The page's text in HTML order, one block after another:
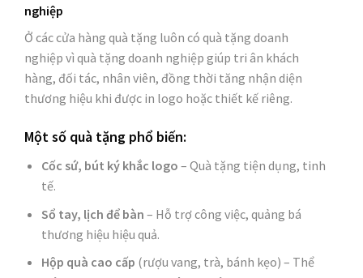
nghiệp
Ở các cửa hàng quà tặng luôn có quà tặng doanh
nghiệp vì quà tặng doanh nghiệp giúp tri ân khách
hàng, đối tác, nhân viên, đồng thời tăng nhận diện
thương hiệu khi được in logo hoặc thiết kế riêng.
Một số quà tặng phổ biến:
Cốc sứ, bút ký khắc logo – Quà tặng tiện dụng, tinh
tế.
Sổ tay, lịch để bàn – Hỗ trợ công việc, quảng bá
thương hiệu hiệu quả.
Hộp quà cao cấp (rượu vang, trà, bánh kẹo) – Thể